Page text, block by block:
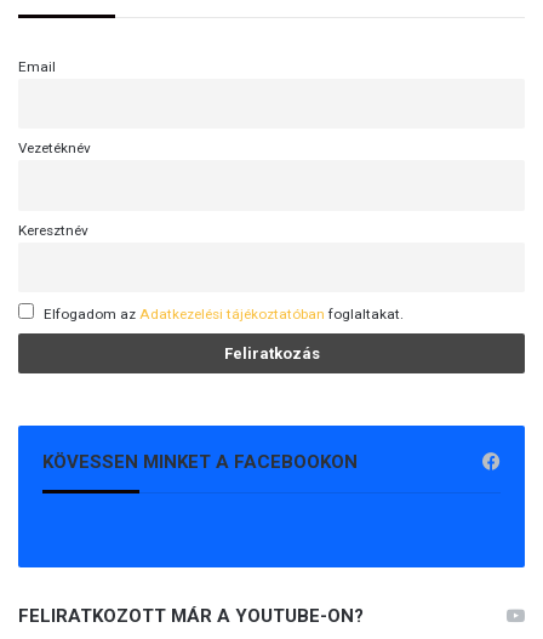
Email
Vezetéknév
Keresztnév
Elfogadom az Adatkezelési tájékoztatóban foglaltakat.
KÖVESSEN MINKET A FACEBOOKON
FELIRATKOZOTT MÁR A YOUTUBE-ON?